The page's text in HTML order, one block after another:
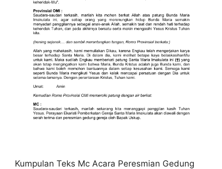
Kumpulan Teks Mc Acara Peresmian Gedung